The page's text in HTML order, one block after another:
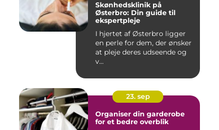
Skønhedsklinik på
Østerbro: Din guide til
ekspertpleje
I hjertet af Østerbro ligger
en perle for dem, der ønsker
at pleje deres udseende og
v...
23. sep
Organiser din garderobe
for et bedre overblik